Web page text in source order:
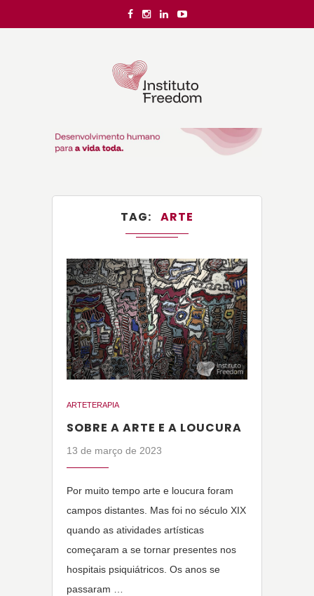
TAG ARTE
ARTETERAPIA
SOBRE A ARTE E A LOUCURA
13 de março de 2023
Por muito tempo arte e loucura foram
campos distantes. Mas foi no século XIX
quando as atividades artísticas
começaram a se tornar presentes nos
hospitais psiquiátricos. Os anos se
passaram …